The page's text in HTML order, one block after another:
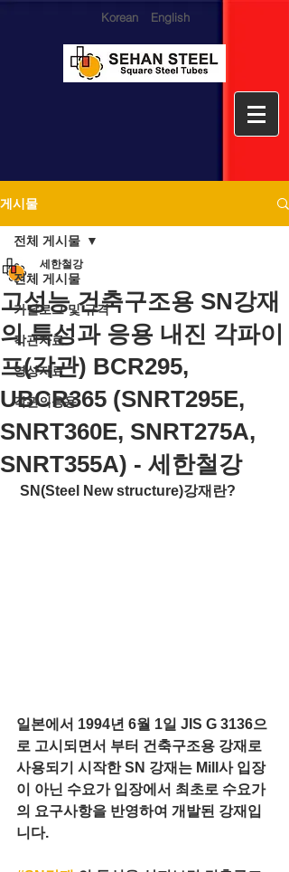
Korean English
게시물
전체 게시물
카달로그 및 규격
각관자료
영상자료
각관의응용
전체 게시물
고성능 건축구조용 SN강재
의 특성과 응용 내진 각파이
프(각관) BCR295,
UBCR365 (SNRT295E,
SNRT360E, SNRT275A,
SNRT355A) - 세한철강
세한철강
SN(Steel New structure)강재란?
일본에서 1994년 6월 1일 JIS G 3136으
로 고시되면서 부터 건축구조용 강재로
사용되기 시작한 SN 강재는 Mill사 입장
이 아닌 수요가 입장에서 최초로 수요가
의 요구사항을 반영하여 개발된 강재입
니다.